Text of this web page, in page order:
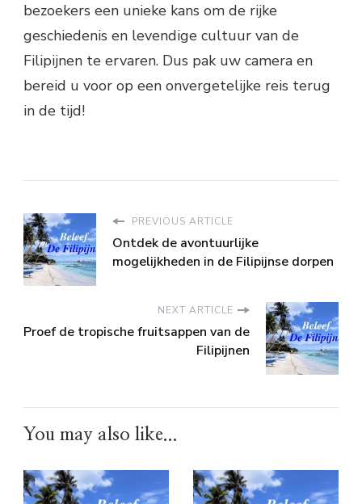
bezoekers een unieke kans om de rijke
geschiedenis en levendige cultuur van de
Filipijnen te ervaren. Dus pak uw camera en
bereid u voor op een onvergetelijke reis terug
in de tijd!
PREVIOUS ARTICLE
Ontdek de avontuurlijke
mogelijkheden in de Filipijnse dorpen
NEXT ARTICLE
Proef de tropische fruitsappen van de
Filipijnen
You may also like...